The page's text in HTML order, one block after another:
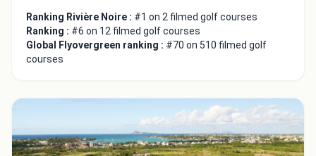
Ranking Rivière Noire : #1 on 2 filmed golf courses
Ranking : #6 on 12 filmed golf courses
Global Flyovergreen ranking : #70 on 510 filmed golf
courses